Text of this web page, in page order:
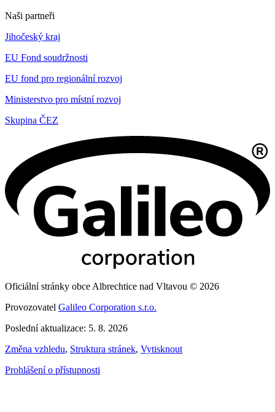
Naši partneři
Jihočeský kraj
EU Fond soudržnosti
EU fond pro regionální rozvoj
Ministerstvo pro místní rozvoj
Skupina ČEZ
Oficiální stránky obce Albrechtice nad Vltavou © 2026
Provozovatel Galileo Corporation s.r.o.
Poslední aktualizace: 5. 8. 2026
Změna vzhledu, Struktura stránek, Vytisknout
Prohlášení o přístupnosti